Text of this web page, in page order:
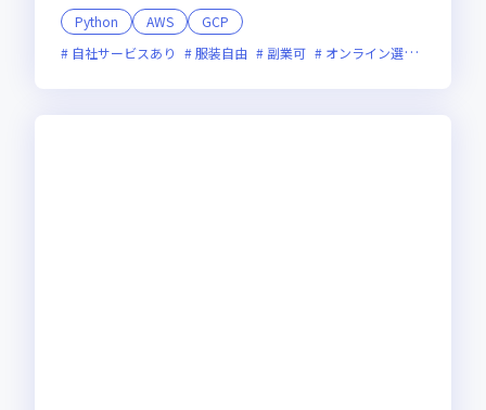
Python
AWS
GCP
自社サービスあり
服装自由 副業可 オンライン選考可